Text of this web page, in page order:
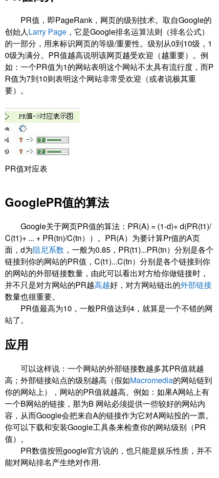
PR值，即PageRank，网页的级别技术。取自Google的
创始人Larry Page ，它是Google排名运算法则（排名公式）
的一部分，用来标识网页的等级/重要性。级别从0到10级，1
0级为满分。PR值越高说明该网页越受欢迎（越重要）。例
如：一个PR值为1的网站表明这个网站不太具有流行度，而P
R值为7到10则表明这个网站非常受欢迎（或者说极其重
要）。
PR值对应表
GooglePR值的算法
Google关于网页PR值的算法：PR(A) = (1-d)+ d(PR(t1)/
C(t1)+ ... + PR(tn)/C(tn））。PR(A）为要计算Pr值的A页
面，d为阻尼系数 ，一般为0.85，PR(t1)...PR(tn）分别是各个
链接到你的网站的PR值，C(t1)...C(tn）分别是各个链接到你
的网站的外部链接数量，由此可以看出对方给你做链接时，
并不只是对方网站的PR越高越好，对方网站链出的外部链接
数量也很重要。
PR值最高为10，一般PR值达到4，就算是一个不错的网
站了。
应用
可以这样说：一个网站的外部链接数越多其PR值就越
高；外部链接站点的级别越高（假如Macromedia的网站链到
你的网站上），网站的PR值就越高。例如：如果A网站上有
一个B网站的链接，那为B 网站必须提供一些较好的网站内
容，从而Google会把来自A的链接作为它对A网站投的一票。
你可以下载和安装Google工具条来检查你的网站级别（PR
值）。
PR数值按照google官方说的，也只能是娱乐性质，并不
能对网站排名产生绝对作用.